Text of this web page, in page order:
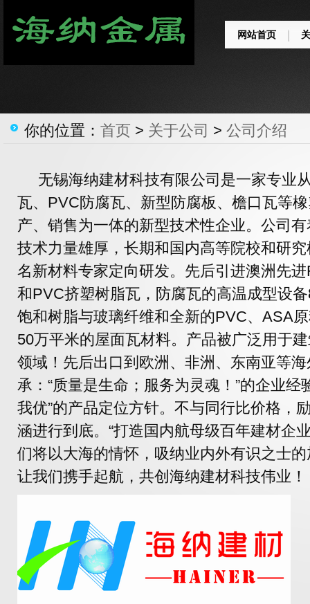
网站首页
你的位置： 首页 > 关于公司 > 公司介绍
无锡海纳建材科技有限公司是一家专业
瓦、PVC防腐瓦、新型防腐板、檐口瓦等
产、销售为一体的新型技术性企业。公司
技术力量雄厚，长期和国内高等院校和研
名新材料专家定向研发。先后引进澳洲先
和PVC挤塑树脂瓦，防腐瓦的高温成型设
饱和树脂与玻璃纤维和全新的PVC、ASA
50万平米的屋面瓦材料。产品被广泛用于
领域！先后出口到欧洲、非洲、东南亚等
承：“质量是生命；服务为灵魂！”的企业经
我优”的产品定位方针。不与同行比价格，
涵进行到底。“打造国内航母级百年建材企
们将以大海的情怀，吸纳业内外有识之士
让我们携手起航，共创海纳建材科技伟业！